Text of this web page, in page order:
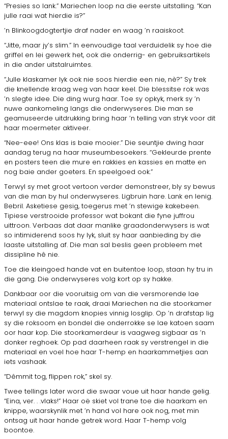
“Presies so lank.” Mariechen loop na die eerste uitstalling. “Kan
julle raai wat hierdie is?”
’n Blinkoogdogtertjie draf nader en waag ’n raaiskoot.
“Jitte, maar jy’s slim.” In eenvoudige taal verduidelik sy hoe die
griffel en lei gewerk het, ook die onderrig- en gebruiksartikels
in die ander uitstalruimtes.
“Julle klaskamer lyk ook nie soos hierdie een nie, nè?” Sy trek
die knellende kraag weg van haar keel. Die blessitse rok was
’n slegte idee. Die ding wurg haar. Toe sy opkyk, merk sy ’n
nuwe aankomeling langs die onderwyseres. Die man se
geamuseerde uitdrukking bring haar ’n telling van stryk voor dit
haar moermeter aktiveer.
“Nee-eee! Ons klas is baie mooier.” Die seuntjie dwing haar
aandag terug na haar museumbesoekers. “Gekleurde prente
en posters teen die mure en rakkies en kassies en matte en
nog baie ander goeters. En speelgoed ook.”
Terwyl sy met groot vertoon verder demonstreer, bly sy bewus
van die man by hul onderwyseres. Ligbruin hare. Lank en lenig.
Bebril. Asketiese gesig, toegerus met ’n stewige kakebeen.
Tipiese verstrooide professor wat bokant die fyne juffrou
uittroon. Verbaas dat daar manlike graadonderwysers is wat
so intimiderend soos hy lyk, sluit sy haar aanbieding by die
laaste uitstalling af. Die man sal beslis geen probleem met
dissipline hê nie.
Toe die kleingoed hande vat en buitentoe loop, staan hy tru in
die gang. Die onderwyseres volg kort op sy hakke.
Dankbaar oor die vooruitsig om van die versmorende lae
materiaal ontslae te raak, draai Mariechen na die stoorkamer
terwyl sy die magdom knopies vinnig losglip. Op ’n drafstap lig
sy die roksoom en bondel die onderrokke se lae katoen saam
oor haar kop. Die stoorkamerdeur is vaagweg sigbaar as ’n
donker reghoek. Op pad daarheen raak sy verstrengel in die
materiaal en voel hoe haar T-hemp en haarkammetjies aan
iets vashaak.
“Dêmmit tog, flippen rok,” skel sy.
Twee tellings later word die swaar voue uit haar hande gelig.
“Eina, ver. . .vlaks!” Haar oë skiet vol trane toe die haarkam en
knippe, waarskynlik met ’n hand vol hare ook nog, met min
ontsag uit haar hande getrek word. Haar T-hemp volg
boontoe.